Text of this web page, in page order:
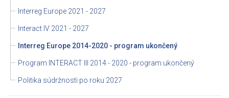
Interreg Europe 2021 - 2027
Interact IV 2021 - 2027
Interreg Europe 2014-2020 - program ukončený
Program INTERACT III 2014 - 2020 - program ukončený
Politika súdržnosti po roku 2027